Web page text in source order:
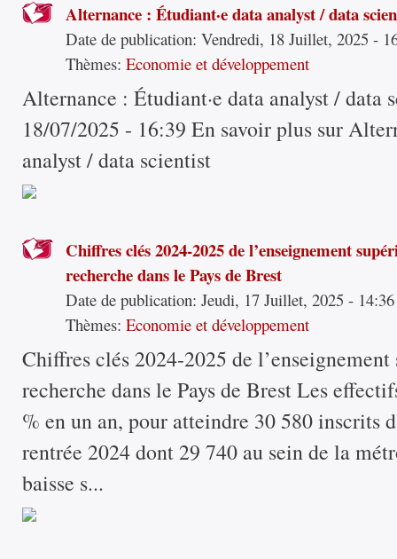
Alternance : Étudiant·e data analyst / data
Date de publication:Vendredi, 18 Juillet, 2025 -
Thèmes:Economie et développement
Alternance : Étudiant·e data analyst / data
18/07/2025 - 16:39 En savoir plus sur
analyst / data scientist
Chiffres clés 2024-2025 de l’enseignement
recherche dans le Pays de Brest
Date de publication:Jeudi, 17 Juillet, 2025 - 14:36
Thèmes:Economie et développement
Chiffres clés 2024-2025 de
recherche dans le Pays de Brest Les
% en un an, pour atteindre 30 580 inscrits
rentrée 2024 dont 29 740 au sein de la
baisse s...